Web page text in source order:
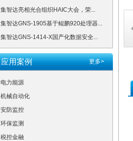
集智达亮相光合组织HAIC大会，荣...
集智达GNS-1905基于鲲鹏920处理器...
集智达GNS-1414-X国产化数据安全...
更多>
应用案例
电力能源
机械自动化
安防监控
环保监测
税控金融